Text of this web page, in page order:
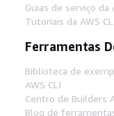
Guias de serviço da
Tutoriais da AWS
Ferramentas
Biblioteca de
AWS CLI
Centro de Builders
Blog de